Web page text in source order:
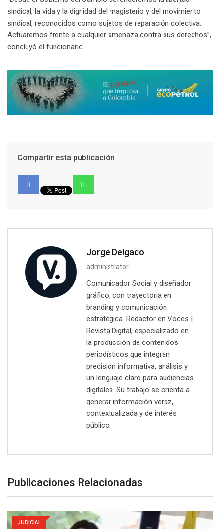
sindical, la vida y la dignidad del magisterio y del movimiento
sindical, reconocidos como sujetos de reparación colectiva.
Actuaremos frente a cualquier amenaza contra sus derechos”,
concluyó el funcionario.
Compartir esta publicación
Jorge Delgado
administrator
Comunicador Social y diseñador
gráfico, con trayectoria en
branding y comunicación
estratégica. Redactor en Voces |
Revista Digital, especializado en
la producción de contenidos
periodísticos que integran
precisión informativa, análisis y
un lenguaje claro para audiencias
digitales. Su trabajo se orienta a
generar información veraz,
contextualizada y de interés
público.
Publicaciones Relacionadas
JUDICIAL